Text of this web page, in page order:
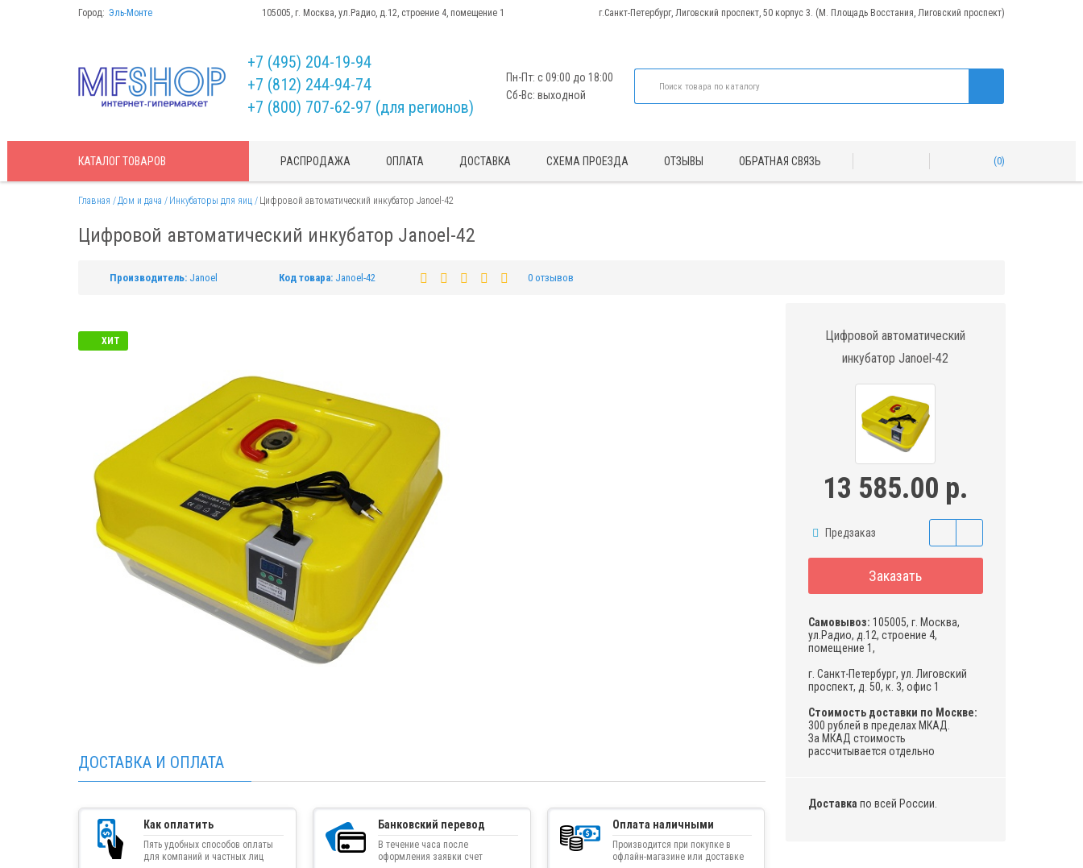
Город: Эль-Монте 105005, г. Москва, ул.Радио, д.12, строение 4, помещение 1 г.Санкт-Петербург, Лиговский проспект, 50 корпус 3. (М. Площадь Восстания, Лиговский проспект)
+7 (495) 204-19-94
+7 (812) 244-94-74
+7 (800) 707-62-97 (для регионов)
Пн-Пт: с 09:00 до 18:00
Сб-Вс: выходной
КАТАЛОГТОВАРОВ РАСПРОДАЖА ОПЛАТА ДОСТАВКА СХЕМА ПРОЕЗДА ОТЗЫВЫ ОБРАТНАЯ СВЯЗЬ 0
Главная Дом и дача Инкубаторы для яиц Цифровой автоматический инкубатор Janoel-42
Цифровой автоматический инкубатор Janoel-42
Производитель: Janoel Код товара: Janoel-42 0 отзывов
ХИТ
Цифровой автоматический
инкубатор Janoel-42
13 585.00 р.
Предзаказ
Заказать
Самовывоз: 105005, г. Москва,
ул.Радио, д.12, строение 4,
помещение 1,
г. Санкт-Петербург, ул. Лиговский
проспект, д. 50, к. 3, офис 1
Стоимость доставки по Москве:
300 рублей в пределах МКАД.
За МКАД стоимость
рассчитывается отдельно
Доставка по всей России.
ДОСТАВКА И ОПЛАТА
Как оплатить
Пять удобных способов оплаты
для компаний и частных лиц
Банковский перевод
В течение часа после
оформления заявки счет
Оплата наличными
Производится при покупке в
офлайн-магазине или доставке